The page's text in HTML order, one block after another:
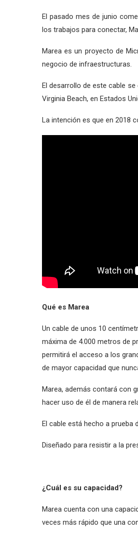
El pasado mes de junio
los trabajos para conectar,
Marea es un proyecto de
negocio de infraestructuras.
El desarrollo de este cable
Virginia Beach, en Estados
La intención es que en 2018
Qué es Marea
Un cable de unos 10
máxima de 4.000 metros de
permitirá el acceso a los
de mayor capacidad que
Marea, además contará con
hacer uso de él de manera
El cable está hecho a prueba
Diseñado para resistir a la
¿Cuál es su capacidad?
Marea cuenta con una
veces más rápido que una